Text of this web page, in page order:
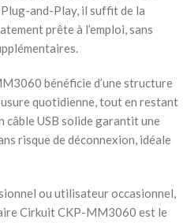
and-Play, il suffit de la
prête à l’emploi, sans
bénéficie d’une structure
quotidienne, tout en restant
câble USB solide garantit une
risque de déconnexion, idéale
ou utilisateur occasionnel,
Cirkuit CKP-MM3060 est le